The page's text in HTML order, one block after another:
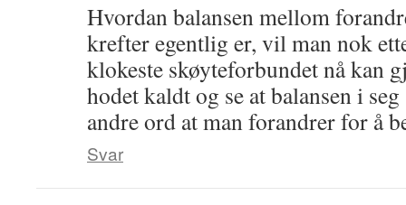
Hvordan balansen mellom
krefter egentlig er, vil man nok
klokeste skøyteforbundet nå kan
hodet kaldt og se at balansen i
andre ord at man forandrer for å
Svar